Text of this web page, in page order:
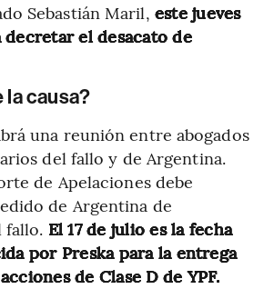
Sebastián Maril, este jueves
decretar el desacato de
la causa?
una reunión entre abogados
del fallo y de Argentina.
de Apelaciones debe
de Argentina de
fallo. El 17 de julio es la fecha
por Preska para la entrega
de Clase D de YPF.